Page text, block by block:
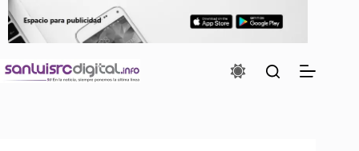
contenido